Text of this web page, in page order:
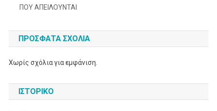
ΠΟΥ ΑΠΕΙΛΟΥΝΤΑΙ
ΠΡΌΣΦΑΤΑ ΣΧΌΛΙΑ
Χωρίς σχόλια για εμφάνιση.
ΙΣΤΟΡΙΚΌ